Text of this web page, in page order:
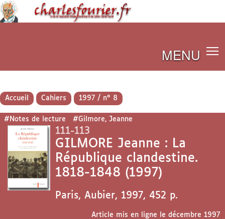
MENU
Accueil Cahiers 1997 / n° 8
#Notes de lecture #Gilmore, Jeanne
111-113
GILMORE Jeanne : La
République clandestine.
1818-1848 (1997)
Paris, Aubier, 1997, 452 p.
Article mis en ligne le décembre 1997